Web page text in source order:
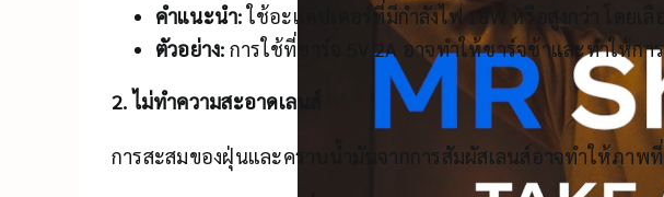
คำแนะนำ:ใช้อะแดปเตอร์ที่มีกำลังไฟ 18W หรือสูงกว่า โดยเ
ตัวอย่าง: การใช้ที่ชาร์จ 5V 2A อาจทำให้ชาร์จช้าและทำให้กา
2. ไม่ทำความสะอาดเลนส์
การสะสมของฝุ่นและคราบน้ำมันจากการสัมผัสเลนส์อาจทำให้ภาพ